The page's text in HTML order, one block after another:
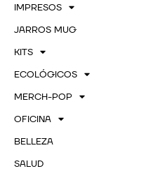
IMPRESOS
JARROS MUG
KITS
ECOLÓGICOS
MERCH-POP
OFICINA
BELLEZA
SALUD